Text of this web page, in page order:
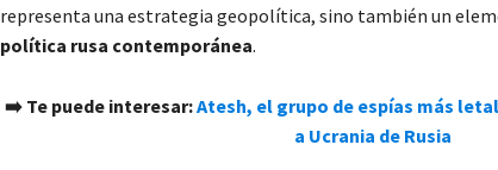
representa una estrategia geopolítica, sino también un
política rusa contemporánea​.
➡️ Te puede interesar:Atesh, el grupo de espías más
a Ucrania de Rusia